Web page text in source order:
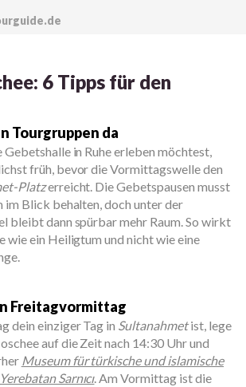
6 Tipps für den
Tourgruppen da
Gebetshalle in Ruhe erleben möchtest,
früh, bevor die Vormittagswelle den
Platzerreicht. Die Gebetspausen musst
Blick behalten, doch unter der
bleibt dann spürbar mehr Raum. So wirkt
wie ein Heiligtum und nicht wie eine
Freitagvormittag
dein einziger Tag in Sultanahmetist, lege
auf die Zeit nach 14:30 Uhr und
Museum für türkische und islamische
Yerebatan Sarnıcı. Am Vormittag ist die